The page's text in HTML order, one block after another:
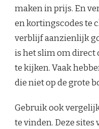
maken in prijs. En
en kortingscodes te
verblijf aanzienlijk
is het slim om direct
te kijken. Vaak
die niet op de grote
Gebruik ook
te vinden. Deze